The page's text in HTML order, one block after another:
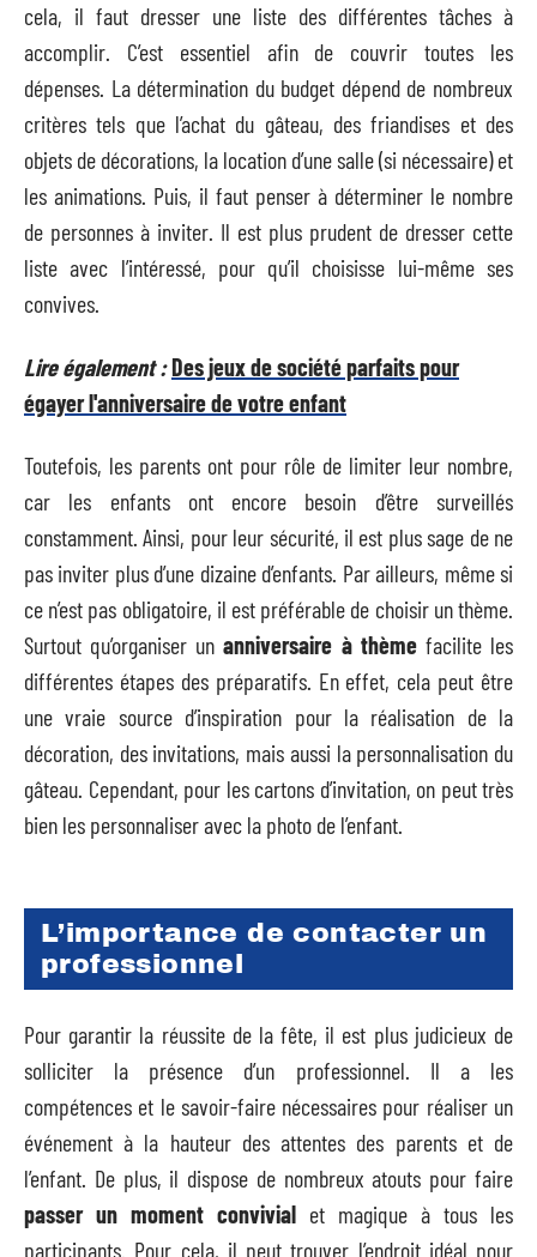
cela, il faut dresser une liste des différentes tâches à
accomplir. C’est essentiel afin de couvrir toutes les
dépenses. La détermination du budget dépend de nombreux
critères tels que l’achat du gâteau, des friandises et des
objets de décorations, la location d’une salle (si nécessaire) et
les animations. Puis, il faut penser à déterminer le nombre
de personnes à inviter. Il est plus prudent de dresser cette
liste avec l’intéressé, pour qu’il choisisse lui-même ses
convives.
Lire également :Des jeux de société parfaits pour
égayer l'anniversaire de votre enfant
Toutefois, les parents ont pour rôle de limiter leur nombre,
car les enfants ont encore besoin d’être surveillés
constamment. Ainsi, pour leur sécurité, il est plus sage de ne
pas inviter plus d’une dizaine d’enfants. Par ailleurs, même si
ce n’est pas obligatoire, il est préférable de choisir un thème.
Surtout qu’organiser unanniversaire à thèmefacilite les
différentes étapes des préparatifs. En effet, cela peut être
une vraie source d’inspiration pour la réalisation de la
décoration, des invitations, mais aussi la personnalisation du
gâteau. Cependant, pour les cartons d’invitation, on peut très
bien les personnaliser avec la photo de l’enfant.
L’importance de contacter un
professionnel
Pour garantir la réussite de la fête, il est plus judicieux de
solliciter la présence d’un professionnel. Il a les
compétences et le savoir-faire nécessaires pour réaliser un
événement à la hauteur des attentes des parents et de
l’enfant. De plus, il dispose de nombreux atouts pour faire
passer un moment convivial et magique à tous les
participants. Pour cela, il peut trouver l’endroit idéal pour